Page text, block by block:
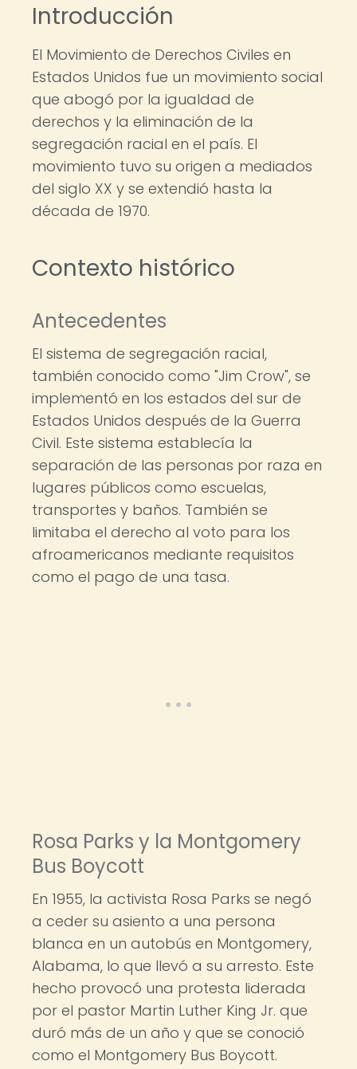
Introducción
El Movimiento de Derechos Civiles en
Estados Unidos fue un movimiento social
que abogó por la igualdad de
derechos y la eliminación de la
segregación racial en el país. El
movimiento tuvo su origen a mediados
del siglo XX y se extendió hasta la
década de 1970.
Contexto histórico
Antecedentes
El sistema de segregación racial,
también conocido como "Jim Crow", se
implementó en los estados del sur de
Estados Unidos después de la Guerra
Civil. Este sistema establecía la
separación de las personas por raza en
lugares públicos como escuelas,
transportes y baños. También se
limitaba el derecho al voto para los
afroamericanos mediante requisitos
como el pago de una tasa.
Rosa Parks y la Montgomery
Bus Boycott
En 1955, la activista Rosa Parks se negó
a ceder su asiento a una persona
blanca en un autobús en Montgomery,
Alabama, lo que llevó a su arresto. Este
hecho provocó una protesta liderada
por el pastor Martin Luther King Jr. que
duró más de un año y que se conoció
como el Montgomery Bus Boycott.